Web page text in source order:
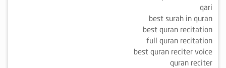
qari
best surah in quran
best quran recitation
full quran recitation
best quran reciter voice
quran reciter